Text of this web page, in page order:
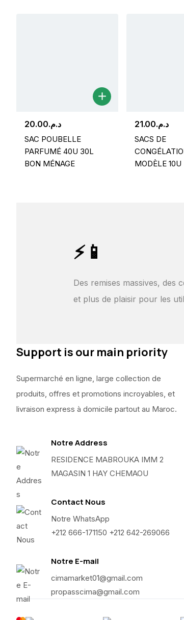
د.م.20.00
SAC POUBELLE
PARFUMÉ 40U 30L
BON MÉNAGE
د.م.21.00
SACS DE
MODÈLE 10U
⚡📱
Des remises massives, des
et plus de plaisir pour les
Support is our main priority
Supermarché en ligne, large collection de
produits, offres et promotions incroyables, et
livraison express à domicile partout au Maroc.
Notre Address
RESIDENCE MABROUKA IMM 2
MAGASIN 1 HAY CHEMAOU
Contact Nous
Notre WhatsApp
+212 666-171150 +212 642-269066
Notre E-mail
cimamarket01@gmail.com
propasscima@gmail.com